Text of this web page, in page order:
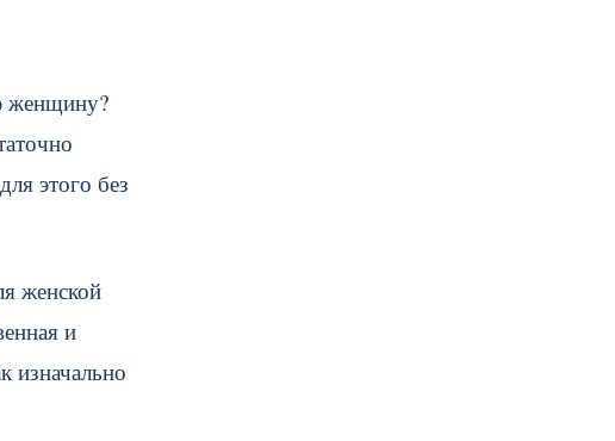
женщину?
этого без
женской
и
изначально